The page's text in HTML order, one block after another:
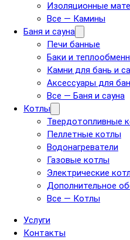
Изоляционные
Все — Камины
Баня и сауна
Печи банные
Баки и
Камни для бань и
Аксессуары для
Все — Баня и сауна
Котлы
Твердотопливные
Пеллетные котлы
Водонагреватели
Газовые котлы
Электрические
Дополнительное
Все — Котлы
Услуги
Контакты